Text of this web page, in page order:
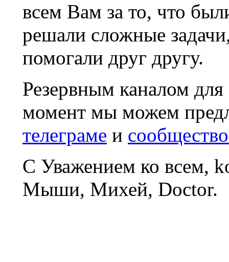
всем Вам за то, что
решали сложные
помогали друг другу.
Резервным каналом
момент мы можем
телеграме и
С Уважением ко всем,
Мыши, Михей, Doctor.